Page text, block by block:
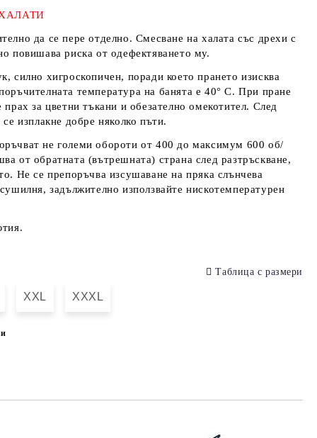
да се пере отделно. Смесване на халата със дрехи с
повишава риска от одефектяването му.
силно хигроскопичен, поради което прането изисква
температура на банята е 40° С. При пране
прах за цветни тъкани и обезателно омекотител. След
изплакне добре няколко пъти.
не големи обороти от 400 до максимум 600 об/
от обратната (вътрешната) страна след разтръскване,
Не се препоръчва изсушаване на пряка слънчева
задължително използвайте нискотемпературен
Таблица с размери
XXL XXXL